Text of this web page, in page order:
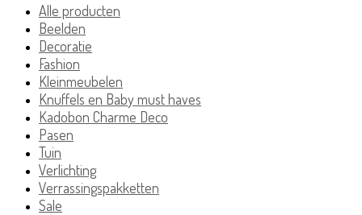
Alle producten
Beelden
Decoratie
Fashion
Kleinmeubelen
Knuffels en Baby must haves
Kadobon Charme Deco
Pasen
Tuin
Verlichting
Verrassingspakketten
Sale